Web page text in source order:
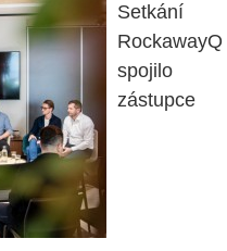
Setkání
RockawayQ
spojilo
zástupce